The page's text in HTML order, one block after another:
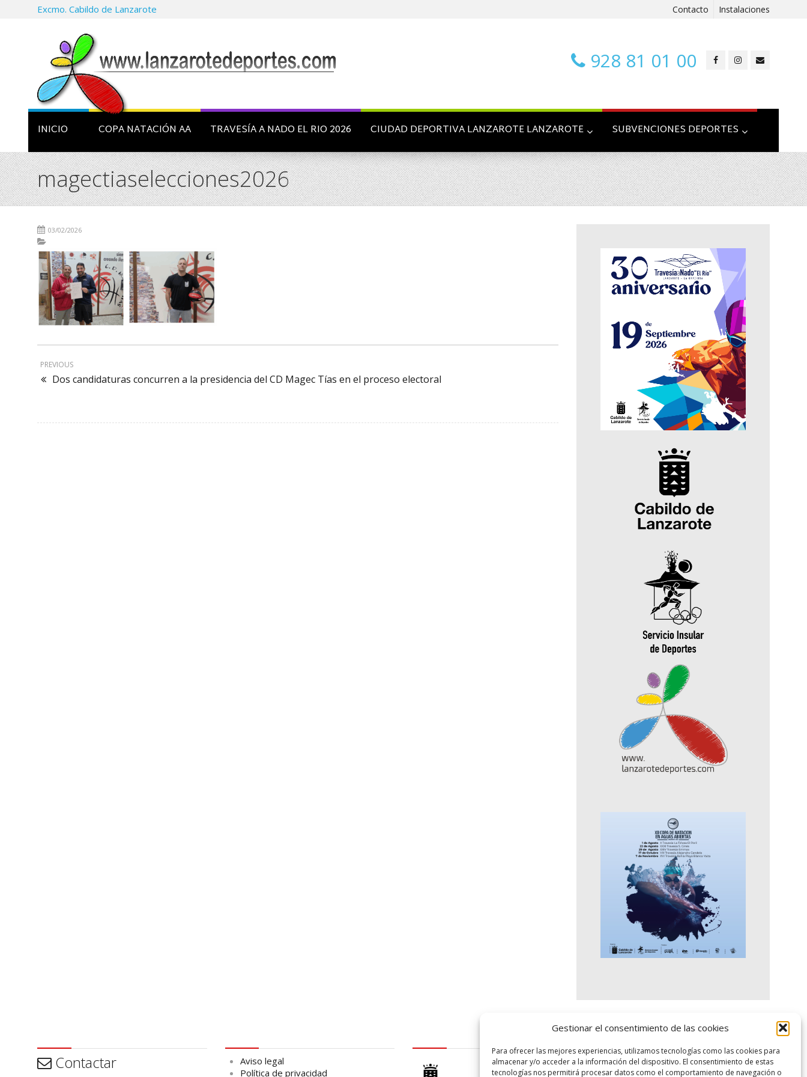
Gestionar el consentimiento de las cookies
Para ofrecer las mejores experiencias, utilizamos tecnologías como las cookies para
almacenar y/o acceder a la información del dispositivo. El consentimiento de estas
tecnologías nos permitirá procesar datos como el comportamiento de navegación o
Excmo. Cabildo de Lanzarote Contacto Instalaciones
928 81 01 00
INICIO COPA NATACIÓN AA TRAVESÍA A NADO EL RIO 2026 CIUDAD DEPORTIVA LANZAROTE LANZAROTE SUBVENCIONES DEPORTES
magectiaselecciones2026
03/02/2026
PREVIOUS
Dos candidaturas concurren a la presidencia del CD Magec Tías en el proceso electoral
Contactar
Aviso legal
Política de privacidad
logo SID